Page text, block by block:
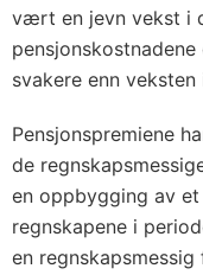
vært en jevn vekst i
svakere enn veksten
Pensjonspremiene
de
en oppbygging av
regnskapene i
en